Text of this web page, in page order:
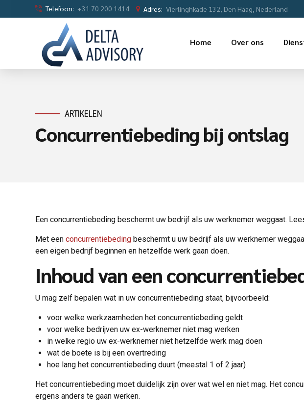
Telefoon: +31 70 200 1414 Adres: Vierlinghkade 132, Den Haag, Nederland
Home Over ons
ARTIKELEN
Concurrentiebeding bij ontslag
Een concurrentiebeding beschermt uw bedrijf als uw werknemer weggaat.
Met een concurrentiebeding beschermt u uw bedrijf als uw werknemer
een eigen bedrijf beginnen en hetzelfde werk gaan doen.
Inhoud van een
U mag zelf bepalen wat in uw concurrentiebeding staat, bijvoorbeeld:
voor welke werkzaamheden het concurrentiebeding geldt
voor welke bedrijven uw ex-werknemer niet mag werken
in welke regio uw ex-werknemer niet hetzelfde werk mag doen
wat de boete is bij een overtreding
hoe lang het concurrentiebeding duurt (meestal 1 of 2 jaar)
Het concurrentiebeding moet duidelijk zijn over wat wel en niet mag. Het
ergens anders te gaan werken.